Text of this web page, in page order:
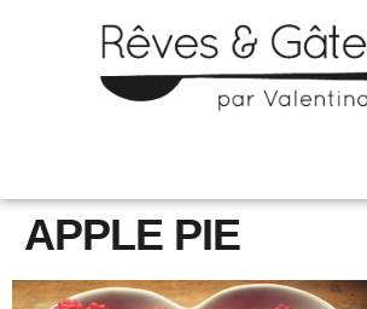
APPLE PIE